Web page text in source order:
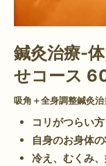
鍼灸治療-
せコース
吸角＋全身調整鍼灸
コリがつらい方
自身のお身体
冷え、むくみ